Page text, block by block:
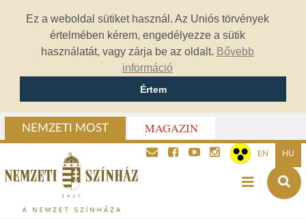
Ez a weboldal sütiket használ. Az Uniós törvények
értelmében kérem, engedélyezze a sütik
használatát, vagy zárja be az oldalt. Bővebb
információ
Értem
NEMZETI MOST MAGAZIN
EN HU